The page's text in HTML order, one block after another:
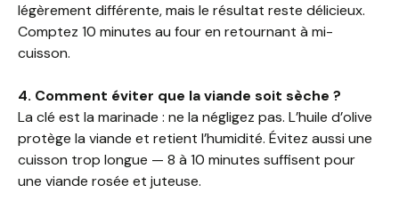
légèrement différente, mais le résultat reste délicieux.
Comptez 10 minutes au four en retournant à mi-
cuisson.
4. Comment éviter que la viande soit sèche ?
La clé est la marinade : ne la négligez pas. L’huile d’olive
protège la viande et retient l’humidité. Évitez aussi une
cuisson trop longue — 8 à 10 minutes suffisent pour
une viande rosée et juteuse.